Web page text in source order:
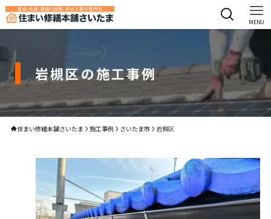
MENU
岩槻区の施工事例
住まい修繕本舗さいたま 施工事例 さいたま市 岩槻区